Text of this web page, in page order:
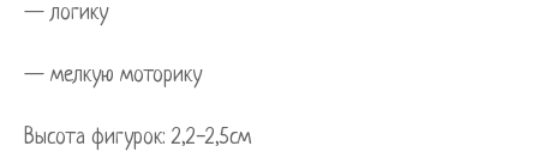
— логику
— мелкую моторику
Высота фигурок: 2,2-2,5см